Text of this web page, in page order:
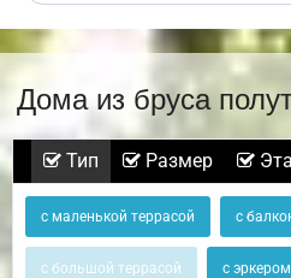
Дома из бруса
Тип Размер
с маленькой террасой с
с большой террасой с эркером